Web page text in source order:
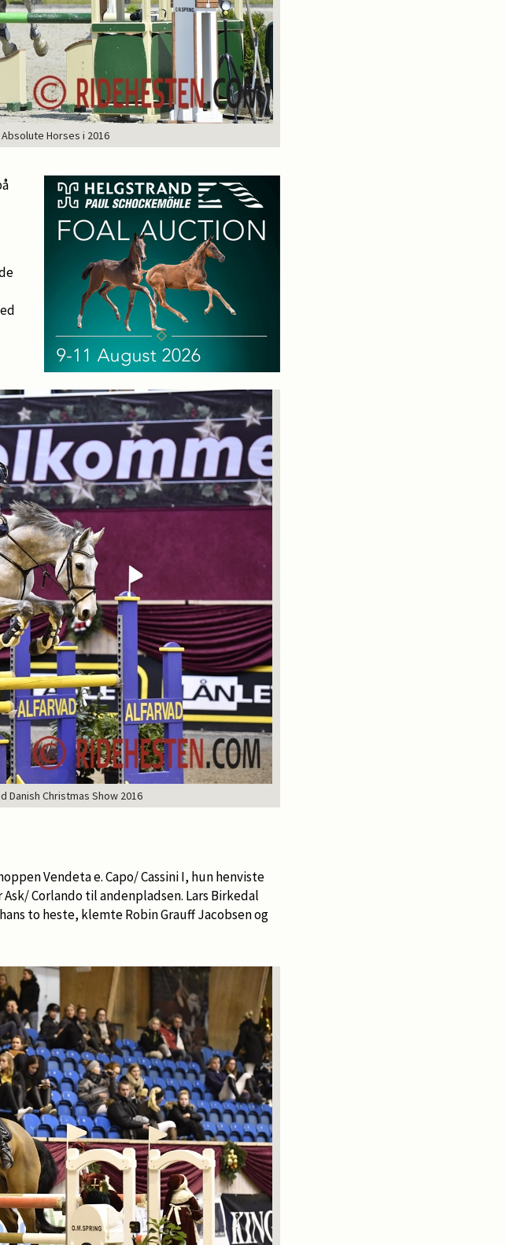
Horses i 2016
Danish Christmas Show 2016
Vendeta e. Capo/ Cassini I, hun henviste
Corlando til andenpladsen. Lars Birkedal
to heste, klemte Robin Grauff Jacobsen og